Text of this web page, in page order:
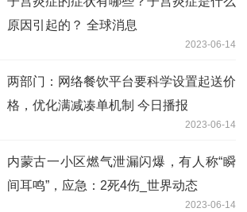
原因引起的？ 全球消息
2023-06-14
两部门：网络餐饮平台要科学设置起送价
格，优化满减凑单机制 今日播报
2023-06-14
内蒙古一小区燃气泄漏闪爆，有人称“瞬
间耳鸣”，应急：2死4伤_世界动态
2023-06-14